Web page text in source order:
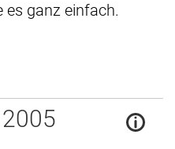
es ganz einfach.